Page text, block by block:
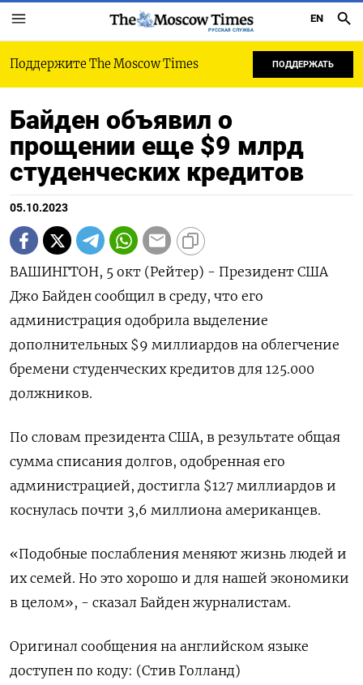
РУССКАЯ СЛУЖБА
EN
Поддержите The Moscow Times ПОДДЕРЖАТЬ
Байден объявил о
прощении еще $9 млрд
студенческих кредитов
05.10.2023
ВАШИНГТОН, 5 окт (Рейтер) - Президент США
Джо Байден сообщил в среду, что его
администрация одобрила выделение
дополнительных $9 миллиардов на облегчение
бремени студенческих кредитов для 125.000
должников.
По словам президента США, в результате общая
сумма списания долгов, одобренная его
администрацией, достигла $127 миллиардов и
коснулась почти 3,6 миллиона американцев.
«Подобные послабления меняют жизнь людей и
их семей. Но это хорошо и для нашей экономики
в целом», - сказал Байден журналистам.
Оригинал сообщения на английском языке
доступен по коду: (Стив Голланд)